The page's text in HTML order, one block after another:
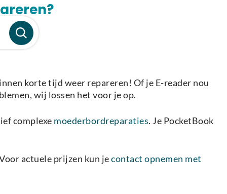
korte tijd weer repareren! Of je E-reader nou
wij lossen het voor je op.
complexe moederbordreparaties. Je PocketBook
actuele prijzen kun jecontact opnemen met